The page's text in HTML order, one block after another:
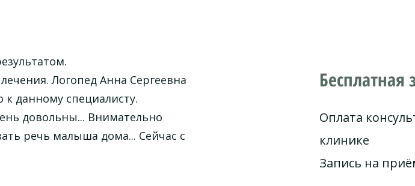
Логопед Анна Сергеевна
данному специалисту.
довольны... Внимательно
речь малыша дома... Сейчас с
Бесплатная
Оплата
клинике
Запись на